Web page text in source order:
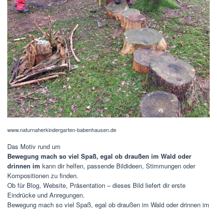
www.naturnaherkindergarten-babenhausen.de
Das Motiv rund um
Bewegung mach so viel Spaß, egal ob draußen im Wald oder
drinnen im kann dir helfen, passende Bildideen, Stimmungen oder
Kompositionen zu finden.
Ob für Blog, Website, Präsentation – dieses Bild liefert dir erste
Eindrücke und Anregungen.
Bewegung mach so viel Spaß, egal ob draußen im Wald oder drinnen im
…